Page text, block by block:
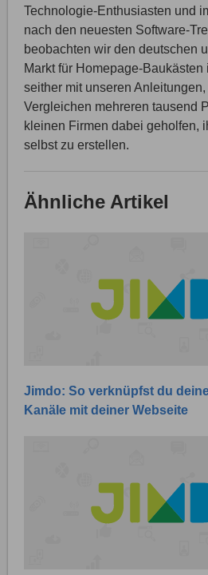
Technologie-Enthusiasten und
nach den neuesten Software-
beobachten wir den deutschen
Markt für Homepage-
seither mit unseren Anleitungen,
Vergleichen mehreren tausend
kleinen Firmen dabei geholfen,
selbst zu erstellen.
Ähnliche Artikel
Jimdo: So verknüpfst du
Kanäle mit deiner Webseite